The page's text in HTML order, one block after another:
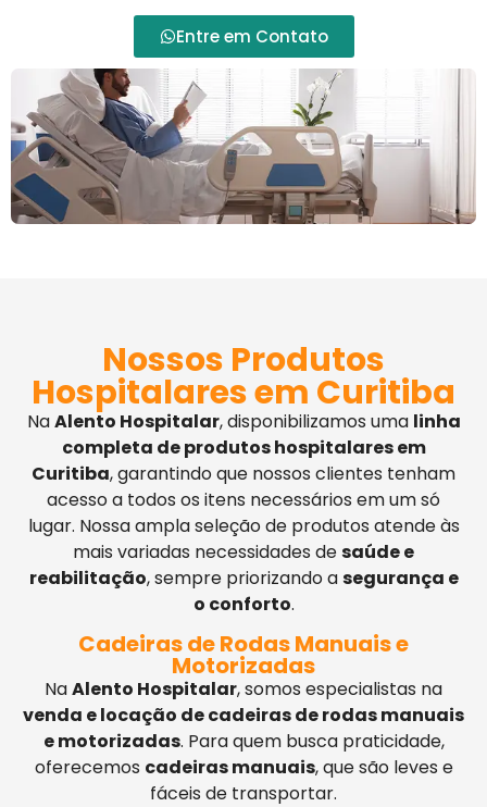
Entre em Contato
Nossos Produtos
Hospitalares em Curitiba
NaAlento Hospitalar, disponibilizamos uma linha
completa de produtos hospitalares em
Curitiba, garantindo que nossos clientes tenham
acesso a todos os itens necessários em um só
lugar. Nossa ampla seleção de produtos atende às
mais variadas necessidades desaúde e
reabilitação, sempre priorizando asegurança e
o conforto.
Cadeiras de Rodas Manuais e
Motorizadas
NaAlento Hospitalar, somos especialistas na
venda e locação de cadeiras de rodas manuais
e motorizadas. Para quem busca praticidade,
oferecemos cadeiras manuais, que são leves e
fáceis de transportar.